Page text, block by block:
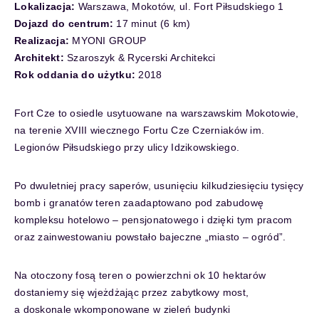
Lokalizacja: Warszawa, Mokotów, ul. Fort Piłsudskiego 1
Dojazd do centrum: 17 minut (6 km)
Realizacja: MYONI GROUP
Architekt: Szaroszyk & Rycerski Architekci
Rok oddania do użytku: 2018
Fort Cze to osiedle usytuowane na warszawskim Mokotowie,
na terenie XVIII wiecznego Fortu Cze Czerniaków im.
Legionów Piłsudskiego przy ulicy Idzikowskiego.
Po dwuletniej pracy saperów, usunięciu kilkudziesięciu tysięcy
bomb i granatów teren zaadaptowano pod zabudowę
kompleksu hotelowo – pensjonatowego i dzięki tym pracom
oraz zainwestowaniu powstało bajeczne „miasto – ogród”.
Na otoczony fosą teren o powierzchni ok 10 hektarów
dostaniemy się wjeżdżając przez zabytkowy most,
a doskonale wkomponowane w zieleń budynki